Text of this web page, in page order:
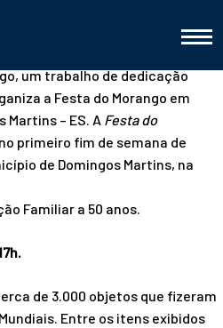
um trabalho de dedicação
a Festa do Morango em
Martins – ES. A Festa do
primeiro fim de semana de
de Domingos Martins, na
Familiar a 50 anos.
de 3.000 objetos que fizeram
Entre os itens exibidos